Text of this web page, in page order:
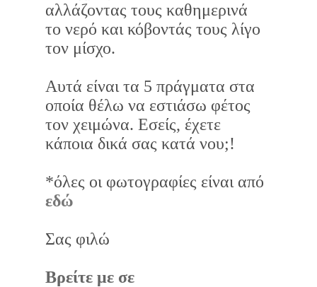
αλλάζοντας τους καθημερινά
το νερό και κόβοντάς τους λίγο
τον μίσχο.
Αυτά είναι τα 5 πράγματα στα
οποία θέλω να εστιάσω φέτος
τον χειμώνα. Εσείς, έχετε
κάποια δικά σας κατά νου;!
*όλες οι φωτογραφίες είναι από
εδώ
Σας φιλώ
Βρείτε με σε